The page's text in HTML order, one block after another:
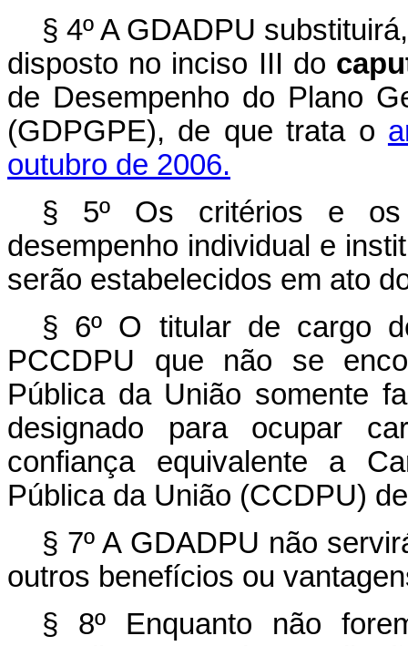
§ 4º A GDADPU
disposto no inciso III do
de Desempenho do Plano
(GDPGPE), de que trata o
outubro de 2006.
§ 5º Os critérios e os
desempenho individual e
serão estabelecidos em ato
§ 6º O titular de cargo
PCCDPU que não se
Pública da União somente
designado para ocupar
confiança equivalente a
Pública da União (CCDPU)
§ 7º A GDADPU não
outros benefícios ou
§ 8º Enquanto não